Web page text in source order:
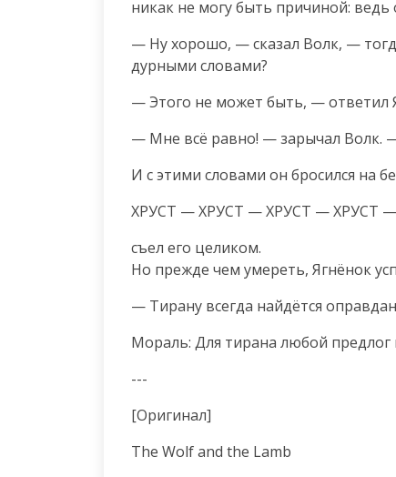
никак не могу быть причиной: ведь
— Ну хорошо, — сказал Волк, —
дурными словами?
— Этого не может быть, — ответил
— Мне всё равно! — зарычал Волк.
И с этими словами он бросился на
ХРУСТ — ХРУСТ — ХРУСТ — ХРУСТ
съел его целиком.
Но прежде чем умереть, Ягнёнок
— Тирану всегда найдётся
Мораль: Для тирана любой предлог
---
[Оригинал]
The Wolf and the Lamb